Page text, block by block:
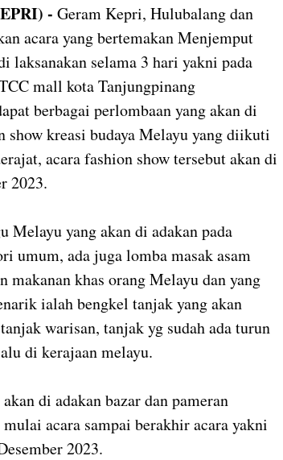
- Geram Kepri, Hulubalang dan
acara yang bertemakan Menjemput
laksanakan selama 3 hari yakni pada
mall kota Tanjungpinang
berbagai perlombaan yang akan di
show kreasi budaya Melayu yang diikuti
acara fashion show tersebut akan di
2023.
Melayu yang akan di adakan pada
umum, ada juga lomba masak asam
makanan khas orang Melayu dan yang
ialah bengkel tanjak yang akan
warisan, tanjak yg sudah ada turun
di kerajaan melayu.
di adakan bazar dan pameran
acara sampai berakhir acara yakni
2023.